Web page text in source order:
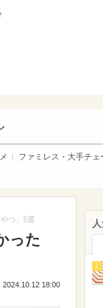
ファミレス・大手チェ
つ」5選
った
2024.10.12 18:00
1